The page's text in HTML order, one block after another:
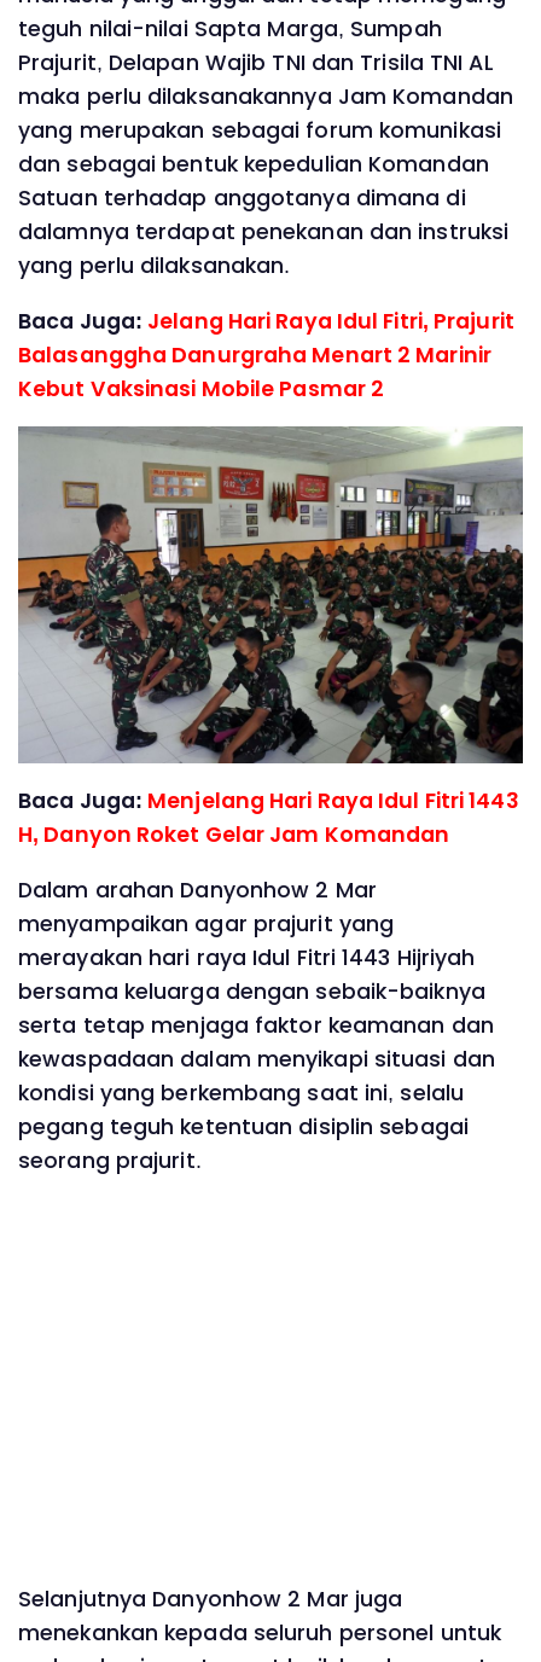
teguh nilai-nilai Sapta Marga, Sumpah
Prajurit, Delapan Wajib TNI dan Trisila TNI AL
maka perlu dilaksanakannya Jam Komandan
yang merupakan sebagai forum komunikasi
dan sebagai bentuk kepedulian Komandan
Satuan terhadap anggotanya dimana di
dalamnya terdapat penekanan dan instruksi
yang perlu dilaksanakan.
Baca Juga: Jelang Hari Raya Idul Fitri, Prajurit
Balasanggha Danurgraha Menart 2 Marinir
Kebut Vaksinasi Mobile Pasmar 2
Baca Juga: Menjelang Hari Raya Idul Fitri 1443
H, Danyon Roket Gelar Jam Komandan
Dalam arahan Danyonhow 2 Mar
menyampaikan agar prajurit yang
merayakan hari raya Idul Fitri 1443 Hijriyah
bersama keluarga dengan sebaik-baiknya
serta tetap menjaga faktor keamanan dan
kewaspadaan dalam menyikapi situasi dan
kondisi yang berkembang saat ini, selalu
pegang teguh ketentuan disiplin sebagai
seorang prajurit.
Selanjutnya Danyonhow 2 Mar juga
menekankan kepada seluruh personel untuk